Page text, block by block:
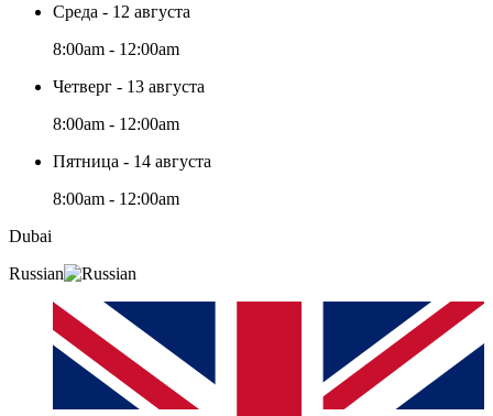
Среда - 12 августа
8:00am - 12:00am
Четверг - 13 августа
8:00am - 12:00am
Пятница - 14 августа
8:00am - 12:00am
Dubai
Russian